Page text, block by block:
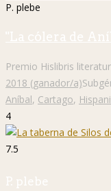
P. plebe
"La cólera de
Premio Hislibris
2018 (ganador/a)
Aníbal, Cartago,
4
7.5
P. plebe